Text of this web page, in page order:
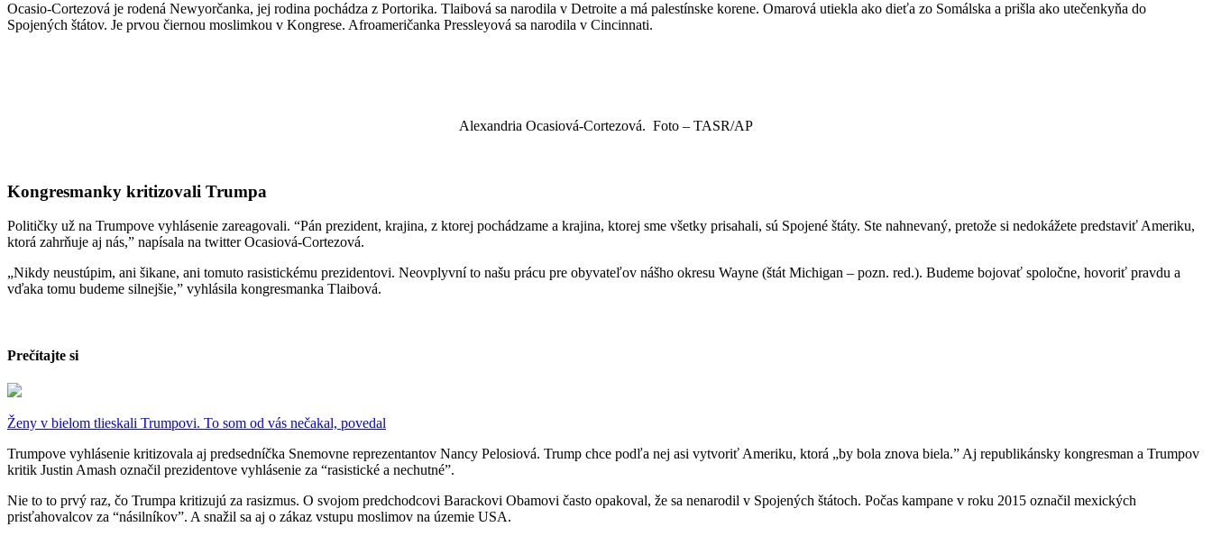
Ocasio-Cortezová je rodená Newyorčanka, jej rodina pochádza z Portorika. Tlaibová sa narodila v Detroite a má palestínske korene. Omarová utiekla ako dieťa zo Somálska a prišla ako utečenkyňa do
Spojených štátov. Je prvou čiernou moslimkou v Kongrese. Afroameričanka Pressleyová sa narodila v Cincinnati.
Alexandria Ocasiová-Cortezová. Foto – TASR/AP
Kongresmanky kritizovali Trumpa
Političky už na Trumpove vyhlásenie zareagovali. “Pán prezident, krajina, z ktorej pochádzame a krajina, ktorej sme všetky prisahali, sú Spojené štáty. Ste nahnevaný, pretože si nedokážete predstaviť Ameriku,
ktorá zahrňuje aj nás,” napísala na twitter Ocasiová-Cortezová.
„Nikdy neustúpim, ani šikane, ani tomuto rasistickému prezidentovi. Neovplyvní to našu prácu pre obyvateľov nášho okresu Wayne (štát Michigan – pozn. red.). Budeme bojovať spoločne, hovoriť pravdu a
vďaka tomu budeme silnejšie,” vyhlásila kongresmanka Tlaibová.
Prečítajte si
Ženy v bielom tlieskali Trumpovi. To som od vás nečakal, povedal​​​​​​​
Trumpove vyhlásenie kritizovala aj predsedníčka Snemovne reprezentantov Nancy Pelosiová. Trump chce podľa nej asi vytvoriť Ameriku, ktorá „by bola znova biela.” Aj republikánsky kongresman a Trumpov
kritik Justin Amash označil prezidentove vyhlásenie za “rasistické a nechutné”.
Nie to to prvý raz, čo Trumpa kritizujú za rasizmus. O svojom predchodcovi Barackovi Obamovi často opakoval, že sa nenarodil v Spojených štátoch. Počas kampane v roku 2015 označil mexických
prisťahovalcov za “násilníkov”. A snažil sa aj o zákaz vstupu moslimov na územie USA.